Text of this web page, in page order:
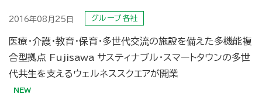
2016年08月25日 グループ各社
医療・介護・教育・保育・多世代交流の施設を備えた多機能複
合型拠点 Fujisawa サスティナブル・スマートタウンの多世
代共生を支えるウェルネススクエアが開業